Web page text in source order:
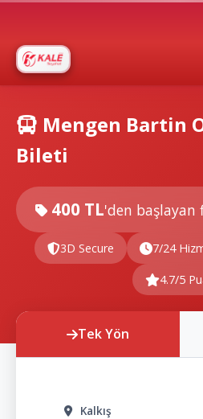
Mengen Bartin
Bileti
400 TL'den başlayan
3D Secure 7/24
4.7/5
Tek Yön
Kalkış